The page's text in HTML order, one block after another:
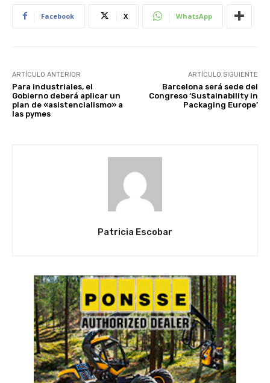
Facebook X WhatsApp
ARTÍCULO ANTERIOR
Para industriales, el
Gobierno deberá aplicar un
plan de «asistencialismo» a
las pymes
ARTÍCULO SIGUIENTE
Barcelona será sede del
Congreso ‘Sustainability in
Packaging Europe’
Patricia Escobar